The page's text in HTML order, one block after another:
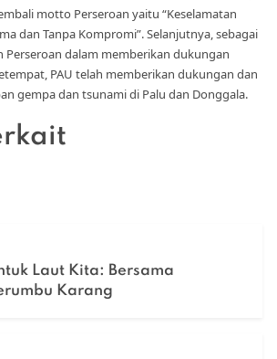
Laut Kita: Bersama
Karang
motto Perseroan yaitu “Keselamatan
dan Tanpa Kompromi”. Selanjutnya, sebagai
Perseroan dalam memberikan dukungan
PAU telah memberikan dukungan dan
gempa dan tsunami di Palu dan Donggala.